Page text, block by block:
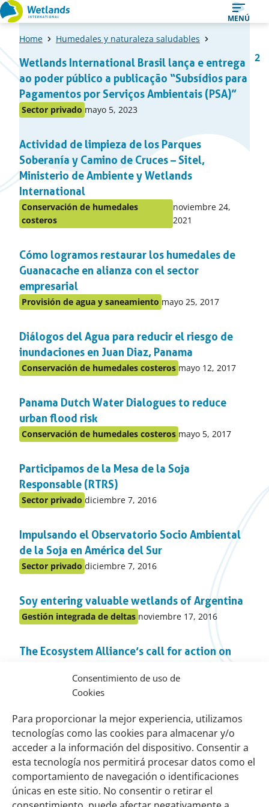
Consentimiento de uso de
Cookies
Para proporcionar la mejor experiencia, utilizamos
tecnologías como las cookies para almacenar y/o
acceder a la información del dispositivo. Consentir a
esta tecnología nos permitirá procesar datos como el
comportamiento de navegación o identificaciones
únicas en este sitio. No consentir o retirar el
Ir
al
MENÚ
Home Humedales y naturaleza saludables
lista
de
items
Wetlands International Brasil lança e entrega
ao poder público a publicação “Subsídios para
Pagamentos por Serviços Ambientais (PSA)”
Publicado
el
apartado
Sector privado Publicado
mayo 5, 2023
Actividad de limpieza de los Parques
Soberanía y Camino de Cruces – Sitel,
Ministerio de Ambiente y Wetlands
International
Publicado
el
apartado
Conservación de humedales
costeros
Publicado
en:
noviembre 24,
2021
Cómo logramos restaurar los humedales de
Guanacache en alianza con el sector
empresarial
Publicado
el
apartado
Provisión de agua y saneamiento Publicado
mayo 25, 2017
Diálogos del Agua para reducir el riesgo de
inundaciones en Juan Diaz, Panama
Publicado
el
apartado
Conservación de humedales costeros Publicado
mayo 12, 2017
Panama Dutch Water Dialogues to reduce
urban flood risk
Publicado
el
apartado
Conservación de humedales costeros Publicado
mayo 5, 2017
Participamos de la Mesa de la Soja
Responsable (RTRS)
Publicado
el
apartado
Sector privado Publicado
diciembre 7, 2016
Impulsando el Observatorio Socio Ambiental
de la Soja en América del Sur
Publicado
el
apartado
Sector privado Publicado
diciembre 7, 2016
Soy entering valuable wetlands of Argentina
Publicado
el
Gestión integrada de deltas Publicado
noviembre 17, 2016
The Ecosystem Alliance’s call for action on
el
apartado
Sector privadoPublicado
en:
noviembre 17, 2016
Soy Barometer 2014
Publicado
en
el
apartado
Sector privadoPublicado
en:
noviembre 17, 2016
Página
1 2
Links
importantes
Sobre nosotros
Nuestra red